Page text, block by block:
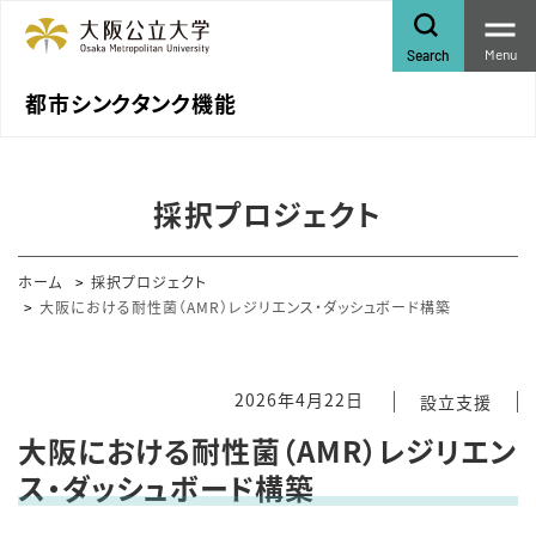
都市シンクタンク機能
Search Menu
採択プロジェクト
ホーム
採択プロジェクト
大阪における耐性菌（AMR）レジリエンス・ダッシュボード構築
2026年4月22日 設立支援
大阪における耐性菌（AMR）レジリエン
ス・ダッシュボード構築